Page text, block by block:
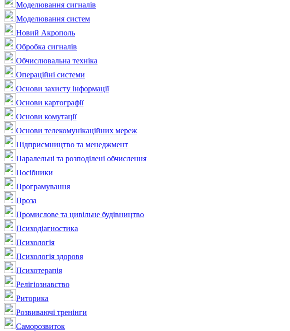
Моделювання сигналів
Моделювання систем
Новий Акрополь
Обробка сигналів
Обчислювальна техніка
Операційні системи
Основи захисту інформації
Основи картографії
Основи комутації
Основи телекомунікаційних мереж
Підприємництво та менеджмент
Паралельні та розподілені обчислення
Посібники
Програмування
Проза
Промислове та цивільне будівництво
Психодіагностика
Психологія
Психологія здоровя
Психотерапія
Релігіознавство
Риторика
Розвиваючі тренінги
Саморозвиток